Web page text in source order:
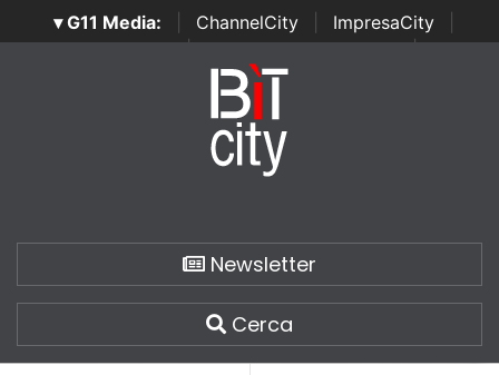
▾ G11 Media: ChannelCity ImpresaCity
SecurityOpenLab | Italian Channel Awards | Italian
Italian Security Awards
Newsletter
Cerca